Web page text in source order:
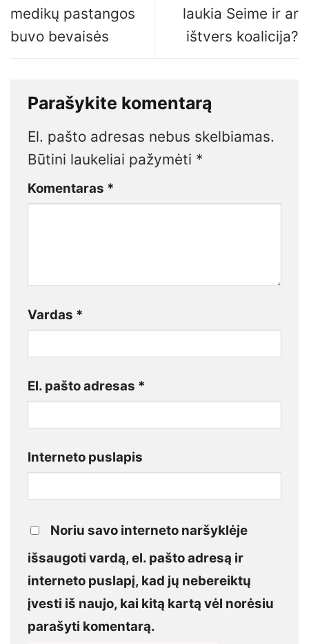
medikų pastangos
buvo bevaisės
laukia Seime ir ar
ištvers koalicija?
Parašykite komentarą
El. pašto adresas nebus skelbiamas.
Būtini laukeliai pažymėti *
Komentaras *
Vardas *
El. pašto adresas *
Interneto puslapis
Noriu savo interneto naršyklėje
išsaugoti vardą, el. pašto adresą ir
interneto puslapį, kad jų nebereiktų
įvesti iš naujo, kai kitą kartą vėl norėsiu
parašyti komentarą.